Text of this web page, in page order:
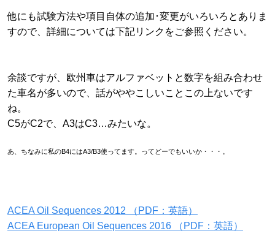
他にも試験方法や項目自体の追加･変更がいろいろとありま
すので、詳細については下記リンクをご参照ください。
余談ですが、欧州車はアルファベットと数字を組み合わせ
た車名が多いので、話がややこしいことこの上ないです
ね。
C5がC2で、A3はC3…みたいな。
あ、 ちなみに私のB4にはA3/B3使ってます。ってどーでもいいか・・・。
ACEA Oil Sequences 2012 （PDF：英語）
ACEA European Oil Sequences 2016 （PDF：英語）